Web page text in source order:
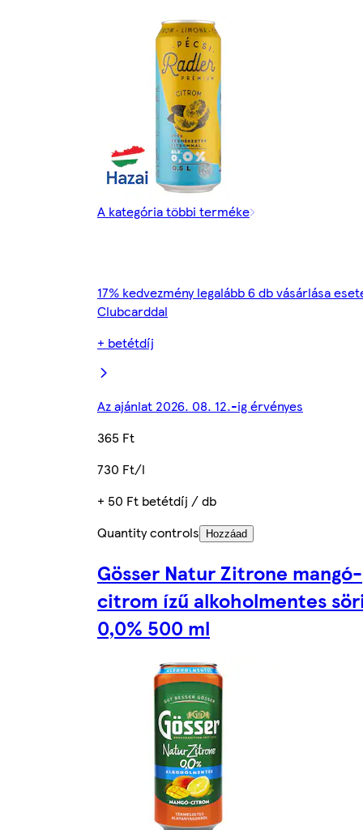
A kategória többi terméke
17% kedvezmény legalább 6 db vásárlása
Clubcarddal
+ betétdíj
Az ajánlat 2026. 08. 12.-ig érvényes
365 Ft
730 Ft/l
+ 50 Ft betétdíj / db
Quantity controls
Hozzáad
Gösser Natur Zitrone mangó-
citrom ízű alkoholmentes
0,0% 500 ml